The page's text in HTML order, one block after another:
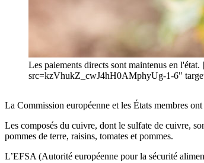
Les paiements directs sont maintenus en
src=kzVhukZ_cwJ4hH0AMphyUg-1-6"
La Commission européenne et les États membres
Les composés du cuivre, dont le sulfate de cuivre,
pommes de terre, raisins, tomates et pommes.
L’EFSA (Autorité européenne pour la sécurité